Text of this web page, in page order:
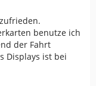
benutze ich
der Fahrt
Displays ist bei